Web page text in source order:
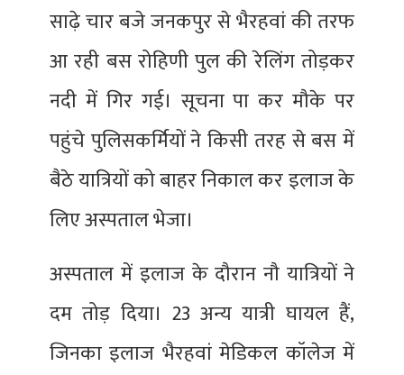
साढ़े चार बजे जनकपुर से भैरहवां की तरफ
आ रही बस रोहिणी पुल की रेलिंग तोड़कर
नदी में गिर गई। सूचना पा कर मौके पर
पहुंचे पुलिसकर्मियों ने किसी तरह से बस में
बैठे यात्रियों को बाहर निकाल कर इलाज के
लिए अस्पताल भेजा।
अस्पताल में इलाज के दौरान नौ यात्रियों ने
दम तोड़ दिया। 23 अन्य यात्री घायल हैं,
जिनका इलाज भैरहवां मेडिकल कॉलेज में